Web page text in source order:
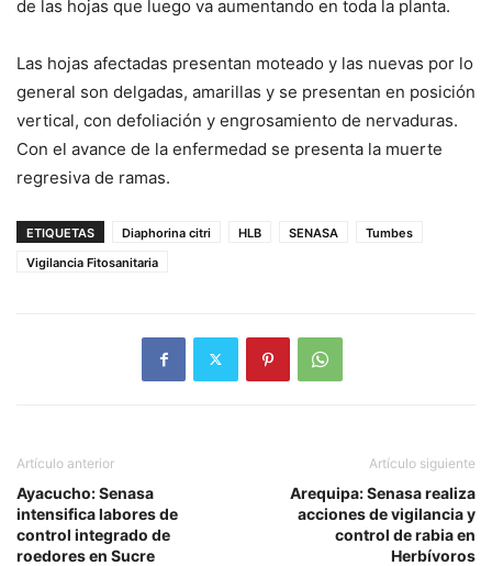
de las hojas que luego va aumentando en toda la planta.
Las hojas afectadas presentan moteado y las nuevas por lo
general son delgadas, amarillas y se presentan en posición
vertical, con defoliación y engrosamiento de nervaduras.
Con el avance de la enfermedad se presenta la muerte
regresiva de ramas.
ETIQUETAS Diaphorina citri HLB SENASA
Tumbes
Vigilancia Fitosanitaria
Artículo anterior
Ayacucho: Senasa
intensifica labores de
control integrado de
roedores en Sucre
Artículo siguiente
Arequipa: Senasa realiza
acciones de vigilancia y
control de rabia en
Herbívoros